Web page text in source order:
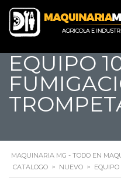
EQUIPO
MAQUINARIA MG - TODO EN
CATALOGO > NUEVO >